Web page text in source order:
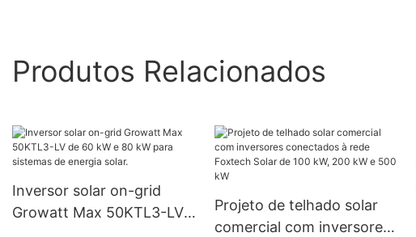
Produtos Relacionados
Inversor solar on-grid
Growatt Max 50KTL3-LV
Projeto de telhado solar
comercial com inversores